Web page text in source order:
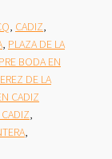
CADIZ
, PLAZA DE LA
PRE BODA EN
DE LA
CADIZ
,